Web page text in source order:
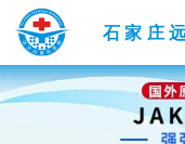
石家庄